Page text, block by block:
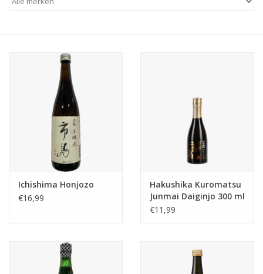
Relatiegeschenken
Ichishima Honjozo
€16,99
Hakushika Kuromatsu
Junmai Daiginjo 300 ml
€11,99